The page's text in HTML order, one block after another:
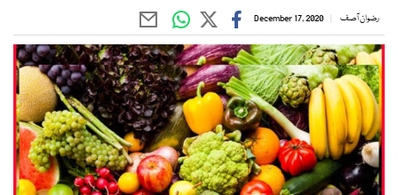
رضوان آصف December 17, 2020